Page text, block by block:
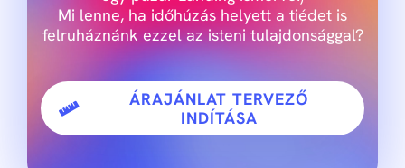
Mi lenne, ha időhúzás helyett a tiédet is
felruháznánk ezzel az isteni tulajdonsággal?
ÁRAJÁNLAT TERVEZŐ
INDÍTÁSA